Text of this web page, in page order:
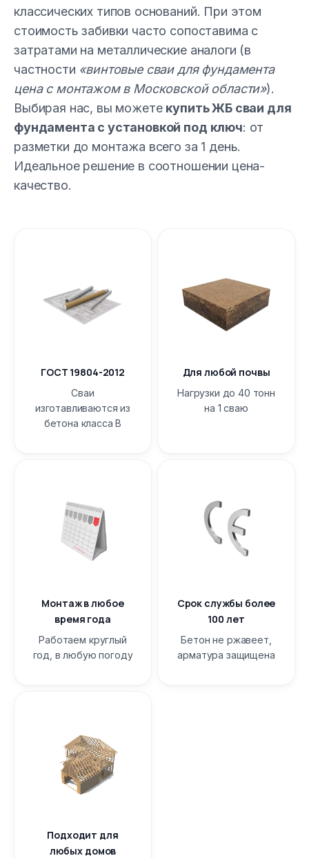
классических типов оснований. При этом
стоимость забивки часто сопоставима с
затратами на металлические аналоги (в
частности «винтовые сваи для фундамента
цена с монтажом в Московской области»).
Выбирая нас, вы можете купить ЖБ сваи для
фундамента с установкой под ключ: от
разметки до монтажа всего за 1 день.
Идеальное решение в соотношении цена-
качество.
ГОСТ 19804-2012
Сваи
изготавливаются из
бетона класса B
Для любой почвы
Нагрузки до 40 тонн
на 1 сваю
Монтаж в любое
время года
Работаем круглый
год, в любую погоду
Срок службы более
100 лет
Бетон не ржавеет,
арматура защищена
Подходит для
любых домов